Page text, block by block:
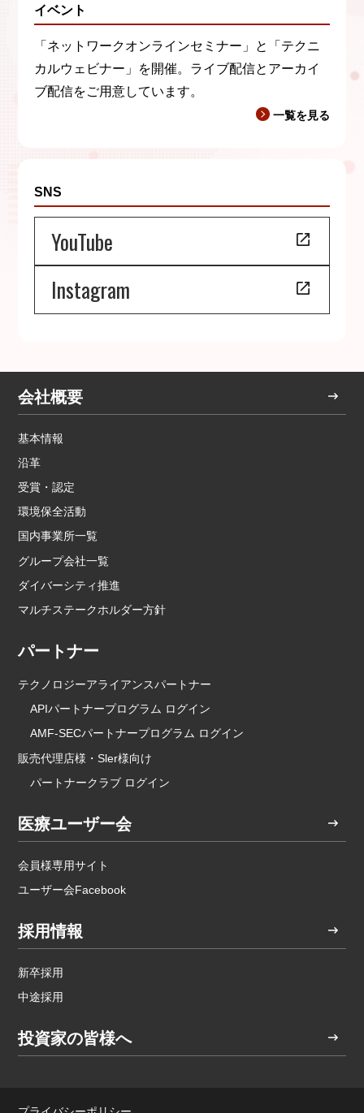
イベント
「ネットワークオンラインセミナー」と「テクニ
カルウェビナー」を開催。ライブ配信とアーカイ
ブ配信をご用意しています。
一覧を見る
SNS
YouTube
Instagram
会社概要
基本情報
沿革
受賞・認定
環境保全活動
国内事業所一覧
グループ会社一覧
ダイバーシティ推進
マルチステークホルダー方針
パートナー
テクノロジーアライアンスパートナー
APIパートナープログラム ログイン
AMF-SECパートナープログラム ログイン
販売代理店様・Sler様向け
パートナークラブ ログイン
医療ユーザー会
会員様専用サイト
ユーザー会Facebook
採用情報
新卒採用
中途採用
投資家の皆様へ